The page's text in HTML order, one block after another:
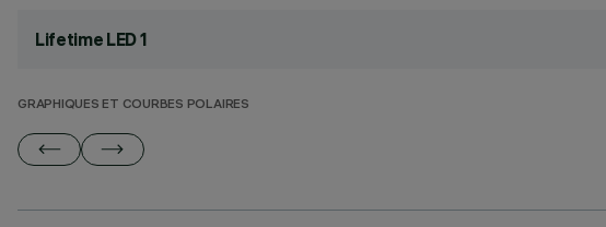
Lifetime LED 1
GRAPHIQUES ET COURBES POLAIRES